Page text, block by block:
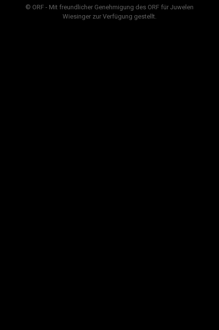
© ORF - Mit freundlicher Genehmigung des ORF für Juwelen
Wiesinger zur Verfügung gestellt.